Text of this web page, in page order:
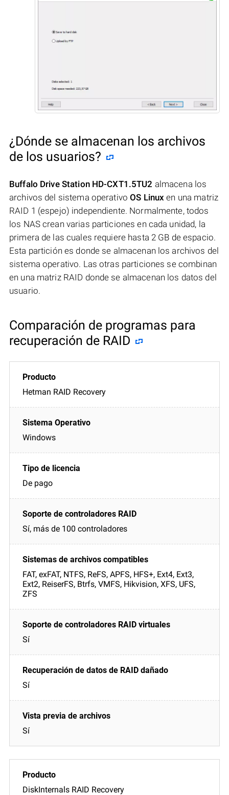
¿Dónde se almacenan los archivos
de los usuarios?
Buffalo Drive Station HD-CXT1.5TU2 almacena los
archivos del sistema operativoOS Linux en una matriz
RAID 1 (espejo) independiente. Normalmente, todos
los NAS crean varias particiones en cada unidad, la
primera de las cuales requiere hasta 2 GB de espacio.
Esta partición es donde se almacenan los archivos del
sistema operativo. Las otras particiones se combinan
en una matriz RAID donde se almacenan los datos del
usuario.
Comparación de programas para
recuperación de RAID
Hetman RAID Recovery
Windows
De pago
Sí, más de 100 controladores
FAT, exFAT, NTFS, ReFS, APFS, HFS+, Ext4, Ext3,
Ext2, ReiserFS, Btrfs, VMFS, Hikvision, XFS, UFS,
ZFS
Sí
Sí
Sí
DiskInternals RAID Recovery